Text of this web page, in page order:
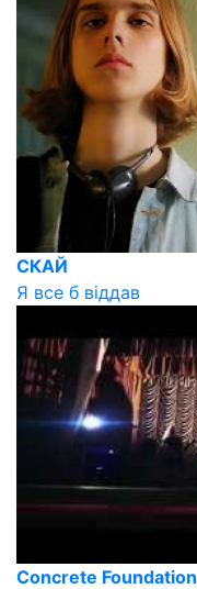
СКАЙ
Я все б віддав
Concrete Foundation